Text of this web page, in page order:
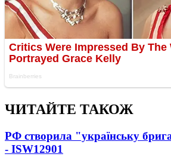
ЧИТАЙТЕ ТАКОЖ
РФ створила "українську
- ISW12901